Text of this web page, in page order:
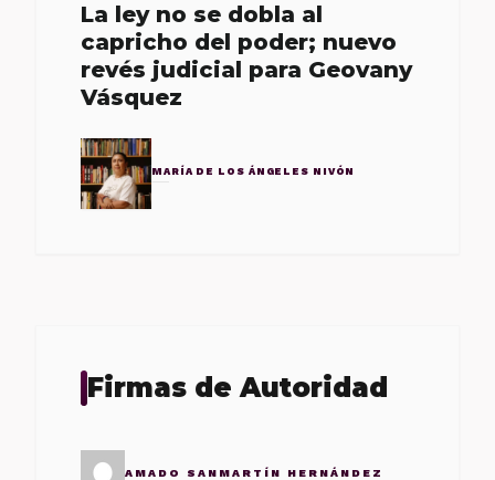
La ley no se dobla al
capricho del poder; nuevo
revés judicial para Geovany
Vásquez
MARÍA DE LOS ÁNGELES NIVÓN
Firmas de Autoridad
AMADO SANMARTÍN HERNÁNDEZ